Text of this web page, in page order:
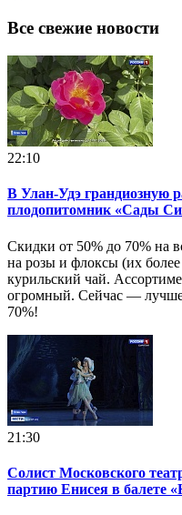
Все свежие новости
22:10
В Улан-Удэ грандиозную
плодопитомник «Сады
Скидки от 50% до 70% на
на розы и флоксы (их
курильский чай.
огромный. Сейчас —
70%!
21:30
Солист Московского
партию Енисея в балете